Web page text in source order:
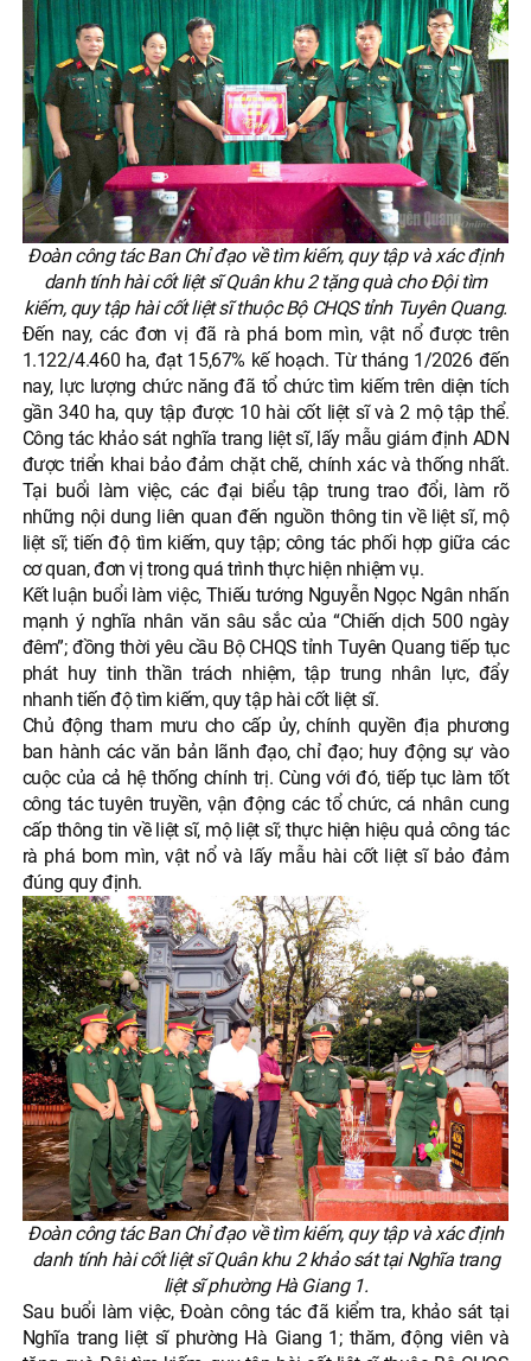
Đoàn công tác Ban Chỉ đạo về tìm kiếm, quy tập và xác định
danh tính hài cốt liệt sĩ Quân khu 2 tặng quà cho Đội tìm
kiếm, quy tập hài cốt liệt sĩ thuộc Bộ CHQS tỉnh Tuyên Quang.
Đến nay, các đơn vị đã rà phá bom mìn, vật nổ được trên
1.122/4.460 ha, đạt 15,67% kế hoạch. Từ tháng 1/2026 đến
nay, lực lượng chức năng đã tổ chức tìm kiếm trên diện tích
gần 340 ha, quy tập được 10 hài cốt liệt sĩ và 2 mộ tập thể.
Công tác khảo sát nghĩa trang liệt sĩ, lấy mẫu giám định ADN
được triển khai bảo đảm chặt chẽ, chính xác và thống nhất.
Tại buổi làm việc, các đại biểu tập trung trao đổi, làm rõ
những nội dung liên quan đến nguồn thông tin về liệt sĩ, mộ
liệt sĩ; tiến độ tìm kiếm, quy tập; công tác phối hợp giữa các
cơ quan, đơn vị trong quá trình thực hiện nhiệm vụ.
Kết luận buổi làm việc, Thiếu tướng Nguyễn Ngọc Ngân nhấn
mạnh ý nghĩa nhân văn sâu sắc của “Chiến dịch 500 ngày
đêm”; đồng thời yêu cầu Bộ CHQS tỉnh Tuyên Quang tiếp tục
phát huy tinh thần trách nhiệm, tập trung nhân lực, đẩy
nhanh tiến độ tìm kiếm, quy tập hài cốt liệt sĩ.
Chủ động tham mưu cho cấp ủy, chính quyền địa phương
ban hành các văn bản lãnh đạo, chỉ đạo; huy động sự vào
cuộc của cả hệ thống chính trị. Cùng với đó, tiếp tục làm tốt
công tác tuyên truyền, vận động các tổ chức, cá nhân cung
cấp thông tin về liệt sĩ, mộ liệt sĩ; thực hiện hiệu quả công tác
rà phá bom mìn, vật nổ và lấy mẫu hài cốt liệt sĩ bảo đảm
đúng quy định.
Đoàn công tác Ban Chỉ đạo về tìm kiếm, quy tập và xác định
danh tính hài cốt liệt sĩ Quân khu 2 khảo sát tại Nghĩa trang
liệt sĩ phường Hà Giang 1.
Sau buổi làm việc, Đoàn công tác đã kiểm tra, khảo sát tại
Nghĩa trang liệt sĩ phường Hà Giang 1; thăm, động viên và